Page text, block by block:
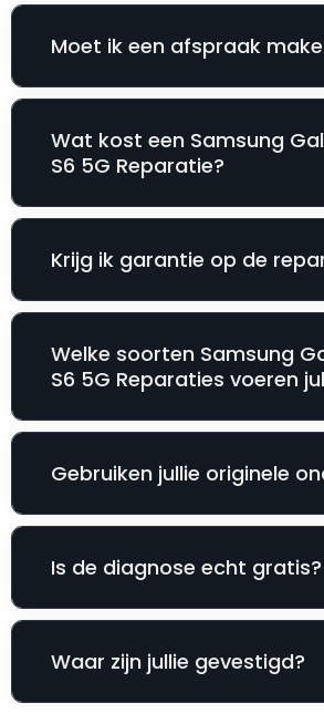
Moet ik een afspraak
Wat kost een Samsung
S6 5G Reparatie​​​​?
Krijg ik garantie op de
Welke soorten Samsung
S6 5G Reparatie​​​​s voeren
Gebruiken jullie originele
Is de diagnose echt gratis?
Waar zijn jullie gevestigd?